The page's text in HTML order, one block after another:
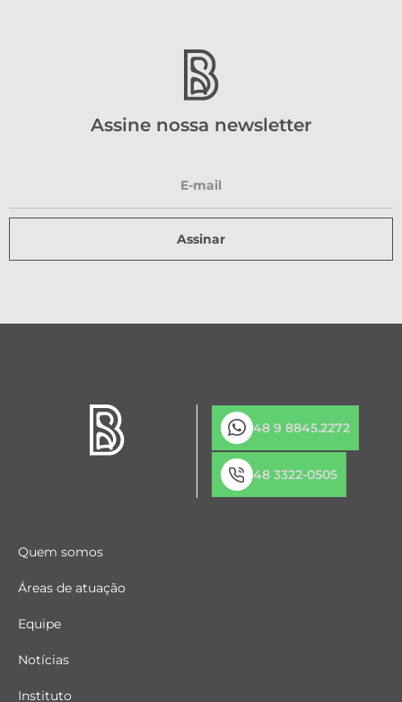
Assine nossa newsletter
Assinar
48 9 8845.2272
48 3322-0505
Quem somos
Áreas de atuação
Equipe
Notícias
Instituto